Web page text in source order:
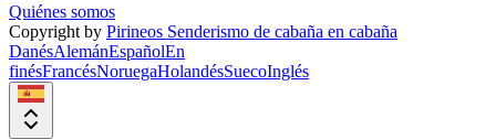
Quiénes somos
Copyright by Pirineos Senderismo de cabaña en cabaña
DanésAlemánEspañolEn
finésFrancésNoruegaHolandésSuecoInglés